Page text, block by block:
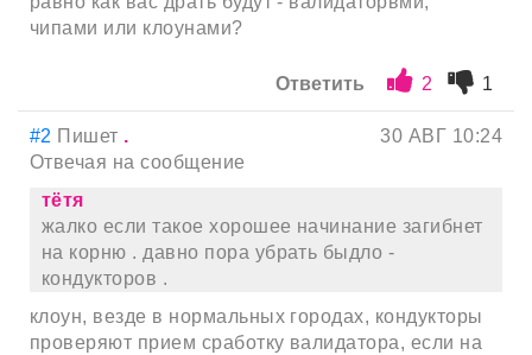
чипами или клоунами?
Ответить 2 1
#2 Пишет .
30 АВГ 10:24
Отвечая на сообщение
тётя
жалко если такое хорошее начинание загибнет
на корню . давно пора убрать быдло -
кондукторов .
клоун, везде в нормальных городах, кондукторы
проверяют прием сработку валидатора, если на